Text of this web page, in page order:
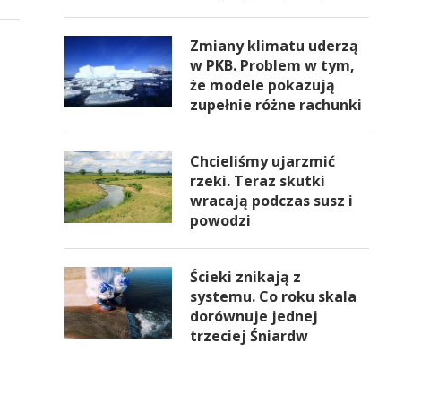
Zmiany klimatu uderzą
w PKB. Problem w tym,
że modele pokazują
zupełnie różne rachunki
Chcieliśmy ujarzmić
rzeki. Teraz skutki
wracają podczas susz i
powodzi
Ścieki znikają z
systemu. Co roku skala
dorównuje jednej
trzeciej Śniardw